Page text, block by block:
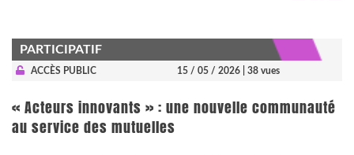
PARTICIPATIF
ACCÈS PUBLIC 15 / 05 / 2026 | 38 vues
« Acteurs innovants » : une nouvelle communauté
au service des mutuelles